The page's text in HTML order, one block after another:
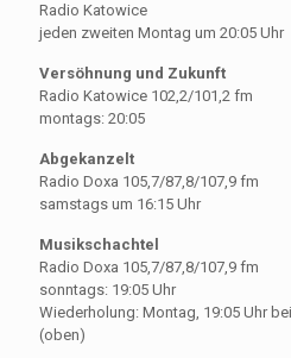
Radio Katowice
jeden zweiten Montag um 20:05 Uhr
Versöhnung und Zukunft
Radio Katowice 102,2/101,2 fm
montags: 20:05
Abgekanzelt
Radio Doxa 105,7/87,8/107,9 fm
samstags um 16:15 Uhr
Musikschachtel
Radio Doxa 105,7/87,8/107,9 fm
sonntags: 19:05 Uhr
Wiederholung: Montag, 19:05 Uhr
(oben)